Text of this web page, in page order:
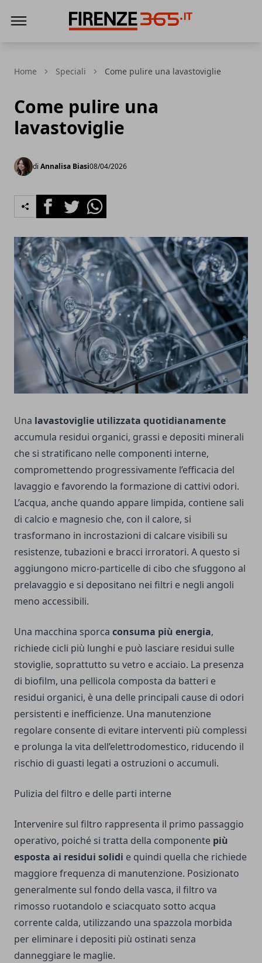
Home Speciali Come pulire una lavastoviglie
Come pulire una
lavastoviglie
di Annalisa Biasi08/04/2026
FacebookTwitterWhatsapp
Una lavastoviglie utilizzata quotidianamente
accumula residui organici, grassi e depositi minerali
che si stratificano nelle componenti interne,
compromettendo progressivamente l’efficacia del
lavaggio e favorendo la formazione di cattivi odori.
L’acqua, anche quando appare limpida, contiene sali
di calcio e magnesio che, con il calore, si
trasformano in incrostazioni di calcare visibili su
resistenze, tubazioni e bracci irroratori. A questo si
aggiungono micro-particelle di cibo che sfuggono al
prelavaggio e si depositano nei filtri e negli angoli
meno accessibili.
Una macchina sporca consuma più energia,
richiede cicli più lunghi e può lasciare residui sulle
stoviglie, soprattutto su vetro e acciaio. La presenza
di biofilm, una pellicola composta da batteri e
residui organici, è una delle principali cause di odori
persistenti e inefficienze. Una manutenzione
regolare consente di evitare interventi più complessi
e prolunga la vita dell’elettrodomestico, riducendo il
rischio di guasti legati a ostruzioni o accumuli.
Pulizia del filtro e delle parti interne
Intervenire sul filtro rappresenta il primo passaggio
operativo, poiché si tratta della componente più
esposta ai residui solidi e quindi quella che richiede
maggiore frequenza di manutenzione. Posizionato
generalmente sul fondo della vasca, il filtro va
rimosso ruotandolo e sciacquato sotto acqua
corrente calda, utilizzando una spazzola morbida
per eliminare i depositi più ostinati senza
danneggiare le maglie.